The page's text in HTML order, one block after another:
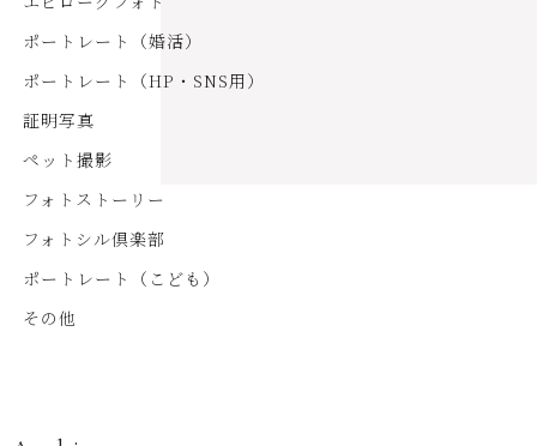
ポートレート（婚活）
ポートレート（HP・SNS用）
証明写真
ペット撮影
フォトストーリー
フォトシル倶楽部
ポートレート（こども）
その他